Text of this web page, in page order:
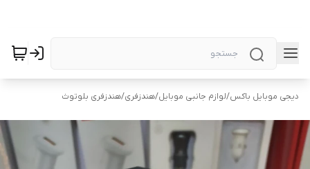
دیجی موبایل باکس/لوازم جانبی موبایل/هندزفری/هندزفری بلوتوث